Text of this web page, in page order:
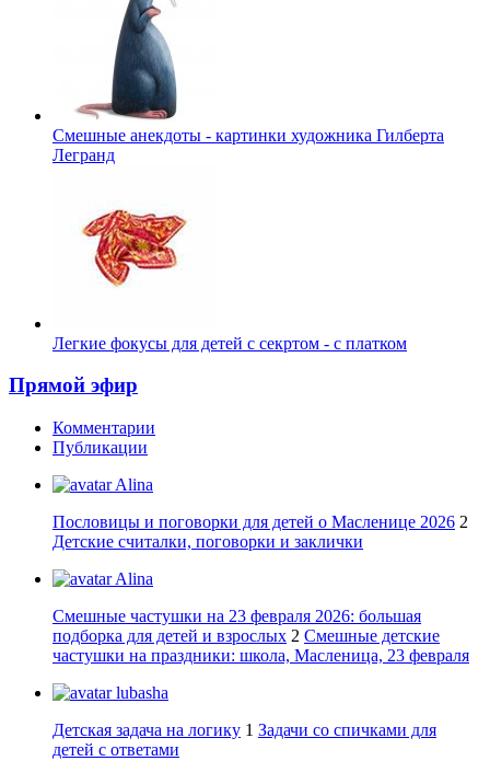
Смешные анекдоты - картинки художника Гилберта
Легранд
Легкие фокусы для детей с секртом - с платком
Прямой эфир
Комментарии
Публикации
Alina
Пословицы и поговорки для детей о Масленице 2026 2
Детские считалки, поговорки и заклички
Alina
Смешные частушки на 23 февраля 2026: большая
подборка для детей и взрослых 2 Смешные детские
частушки на праздники: школа, Масленица, 23 февраля
lubasha
Детская задача на логику 1 Задачи со спичками для
детей с ответами